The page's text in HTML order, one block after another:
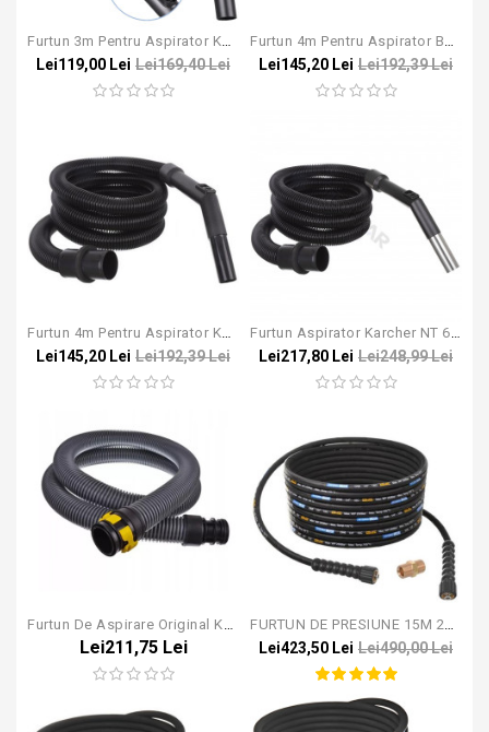
Furtun 3m Pentru Aspirator KARCHER T 7/1 T 10/1 T 12/1 T 15/1 17/1 9/1
Lei119,00 Lei Lei169,40 Lei
Furtun 4m Pentru Aspirator Bosch Gas 35 / 45 / 55
Lei145,20 Lei Lei192,39 Lei
Furtun 4m Pentru Aspirator Karcher NT
Lei145,20 Lei Lei192,39 Lei
Furtun Aspirator Karcher NT 65/2 DN 40
Lei217,80 Lei Lei248,99 Lei
Furtun De Aspirare Original KARCHER, 2m, T10/1, T12/1, T15/1, T7/1, T9/1 (2.889-161.0) DN35
Lei211,75 Lei
FURTUN DE PRESIUNE 15M 250 Bar (model Vechi)
Lei423,50 Lei Lei490,00 Lei